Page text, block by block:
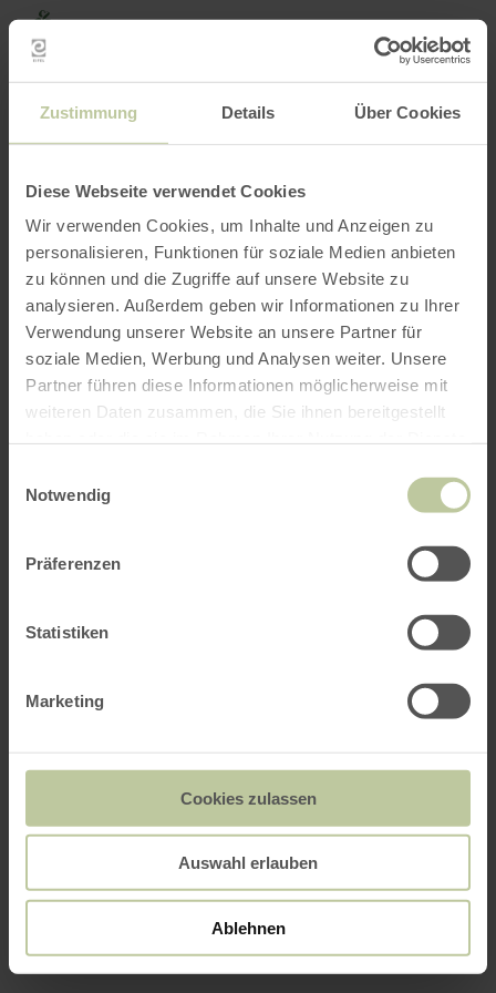
Zustimmung Details Über Cookies
Diese Webseite verwendet Cookies
Wir verwenden Cookies, um Inhalte und Anzeigen zu
personalisieren, Funktionen für soziale Medien anbieten
zu können und die Zugriffe auf unsere Website zu
analysieren. Außerdem geben wir Informationen zu Ihrer
Verwendung unserer Website an unsere Partner für
soziale Medien, Werbung und Analysen weiter. Unsere
Partner führen diese Informationen möglicherweise mit
weiteren Daten zusammen, die Sie ihnen bereitgestellt
Notwendig
Präferenzen
Statistiken
Marketing
Cookies zulassen
Auswahl erlauben
Ablehnen
Zum Hauptinhalt springen
Zur Suche springen
Zur Hauptnavigation
Zum Footer springen
Zurück
Startseite
SUCHE MENÜ
Nachfolgend aufgelistetes Freizeitangebot
wurde vom Anbieter GesundLand Vulkaneifel
eingestellt. Für den Inhalt ist ausschließlich
der Anbieter GesundLand Vulkaneifel GmbH
verantwortlich.